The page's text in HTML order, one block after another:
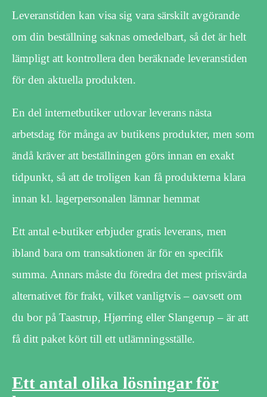
Leveranstiden kan visa sig vara särskilt avgörande
om din beställning saknas omedelbart, så det är helt
lämpligt att kontrollera den beräknade leveranstiden
för den aktuella produkten.
En del internetbutiker utlovar leverans nästa
arbetsdag för många av butikens produkter, men som
ändå kräver att beställningen görs innan en exakt
tidpunkt, så att de troligen kan få produkterna klara
innan kl. lagerpersonalen lämnar hemmat
Ett antal e-butiker erbjuder gratis leverans, men
ibland bara om transaktionen är för en specifik
summa. Annars måste du föredra det mest prisvärda
alternativet för frakt, vilket vanligtvis – oavsett om
du bor på Taastrup, Hjørring eller Slangerup – är att
få ditt paket kört till ett utlämningsställe.
Ett antal olika lösningar för